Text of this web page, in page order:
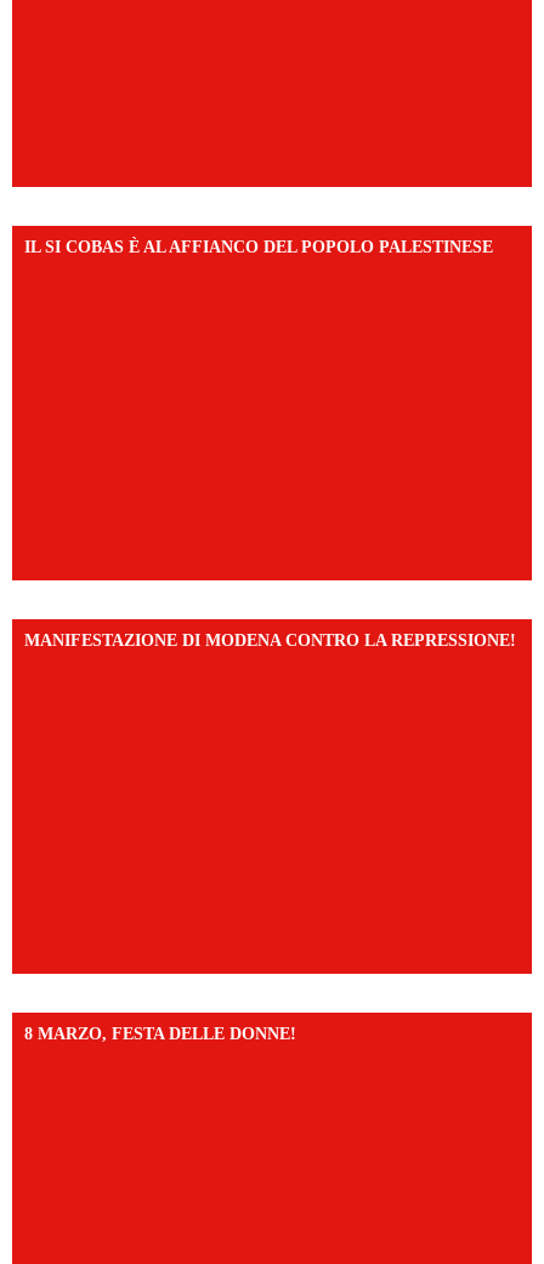
IL SI COBAS È AL AFFIANCO DEL POPOLO PALESTINESE
MANIFESTAZIONE DI MODENA CONTRO LA REPRESSIONE!
8 MARZO, FESTA DELLE DONNE!